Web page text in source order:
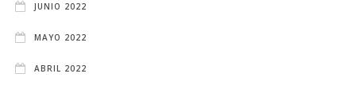
JUNIO 2022
MAYO 2022
ABRIL 2022